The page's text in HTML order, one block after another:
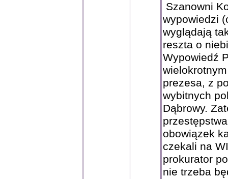
Szanowni
wypowiedzi
wyglądają
reszta o
Wypowiedź
prezesa, z
wybitnych
Dąbrowy.
obowiązek
czekali na
prokurator
nie trzeba